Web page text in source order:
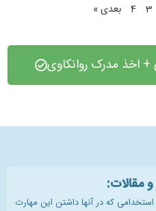
3
4 بعدی »
+ اخذ مدرک روانکاوی
و مقالات:
که در آنها داشتن این مهارت